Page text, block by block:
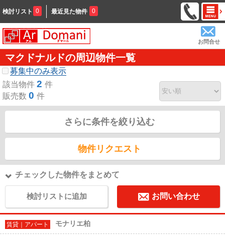
検討リスト 0 最近見た物件 0
お問合せ
マクドナルドの周辺物件一覧
募集中のみ表示
該当物件 2 件
販売数 0 件
さらに条件を絞り込む
物件リクエスト
チェックした物件をまとめて
検討リストに追加 お問い合わせ
賃貸｜アパート モナリエ柏